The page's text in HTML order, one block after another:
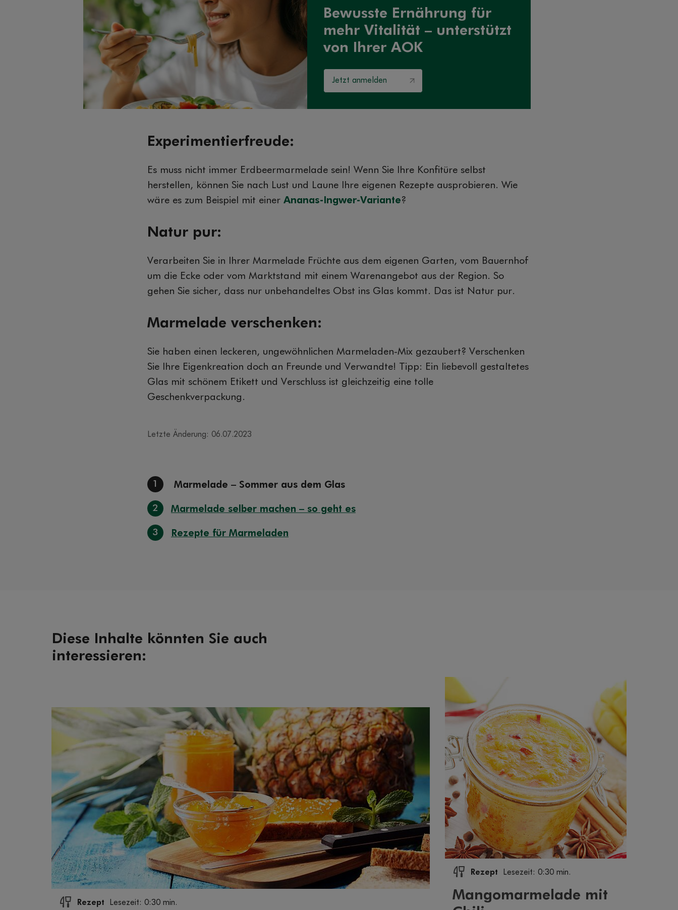
Bewusste Ernährung für
mehr Vitalität – unterstützt
von Ihrer AOK
Jetzt anmelden
Experimentierfreude:
Es muss nicht immer Erdbeermarmelade sein! Wenn Sie Ihre Konfitüre selbst
herstellen, können Sie nach Lust und Laune Ihre eigenen Rezepte ausprobieren. Wie
wäre es zum Beispiel mit einer Ananas-Ingwer-Variante?
Natur pur:
Verarbeiten Sie in Ihrer Marmelade Früchte aus dem eigenen Garten, vom Bauernhof
um die Ecke oder vom Marktstand mit einem Warenangebot aus der Region. So
gehen Sie sicher, dass nur unbehandeltes Obst ins Glas kommt. Das ist Natur pur.
Marmelade verschenken:
Sie haben einen leckeren, ungewöhnlichen Marmeladen-Mix gezaubert? Verschenken
Sie Ihre Eigenkreation doch an Freunde und Verwandte! Tipp: Ein liebevoll gestaltetes
Glas mit schönem Etikett und Verschluss ist gleichzeitig eine tolle
Geschenkverpackung.
Letzte Änderung: 06.07.2023
1 Marmelade – Sommer aus dem Glas
2 Marmelade selber machen – so geht es
3 Rezepte für Marmeladen
Diese Inhalte könnten Sie auch
interessieren:
Rezept Lesezeit: 0:30 min.
Rezept Lesezeit: 0:30 min.
Mangomarmelade mit